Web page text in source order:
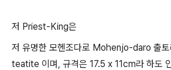
저 Priest-King은
저 유명한 모헨조다로 Mohenjo-daro 출
teatite 이며, 규격은 17.5 x 11cm라 하도